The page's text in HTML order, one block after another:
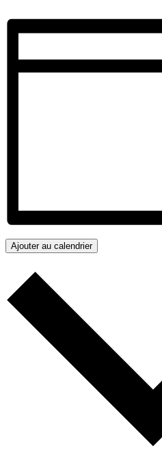
Ajouter au calendrier